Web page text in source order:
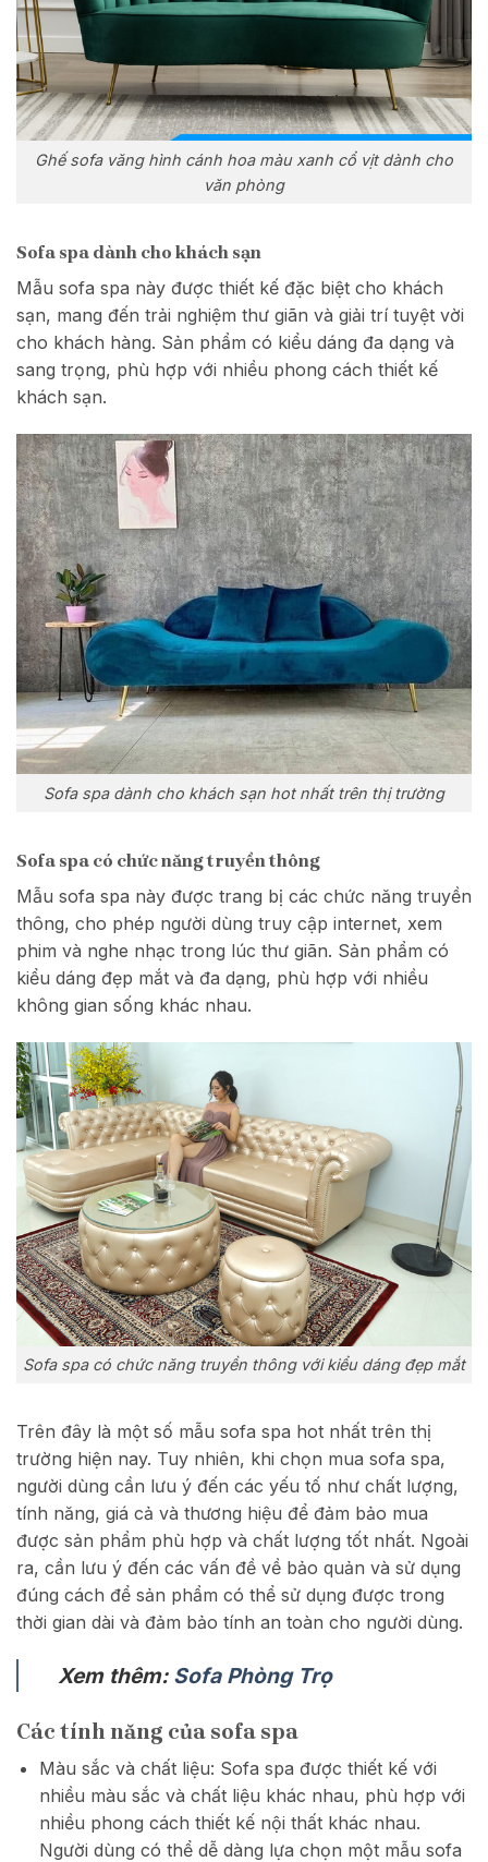
Ghế sofa văng hình cánh hoa màu xanh cổ vịt dành cho
văn phòng
Sofa spa dành cho khách sạn
Mẫu sofa spa này được thiết kế đặc biệt cho khách
sạn, mang đến trải nghiệm thư giãn và giải trí tuyệt vời
cho khách hàng. Sản phẩm có kiểu dáng đa dạng và
sang trọng, phù hợp với nhiều phong cách thiết kế
khách sạn.
Sofa spa dành cho khách sạn hot nhất trên thị trường
Sofa spa có chức năng truyền thông
Mẫu sofa spa này được trang bị các chức năng truyền
thông, cho phép người dùng truy cập internet, xem
phim và nghe nhạc trong lúc thư giãn. Sản phẩm có
kiểu dáng đẹp mắt và đa dạng, phù hợp với nhiều
không gian sống khác nhau.
Sofa spa có chức năng truyền thông với kiểu dáng đẹp mắt
Trên đây là một số mẫu sofa spa hot nhất trên thị
trường hiện nay. Tuy nhiên, khi chọn mua sofa spa,
người dùng cần lưu ý đến các yếu tố như chất lượng,
tính năng, giá cả và thương hiệu để đảm bảo mua
được sản phẩm phù hợp và chất lượng tốt nhất. Ngoài
ra, cần lưu ý đến các vấn đề về bảo quản và sử dụng
đúng cách để sản phẩm có thể sử dụng được trong
thời gian dài và đảm bảo tính an toàn cho người dùng.
Xem thêm: Sofa Phòng Trọ
Các tính năng của sofa spa
Màu sắc và chất liệu: Sofa spa được thiết kế với
nhiều màu sắc và chất liệu khác nhau, phù hợp với
nhiều phong cách thiết kế nội thất khác nhau.
Người dùng có thể dễ dàng lựa chọn một mẫu sofa